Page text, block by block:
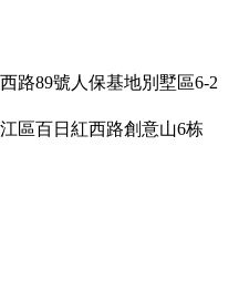
路89號人保基地別墅區6-2
區百日紅西路創意山6栋